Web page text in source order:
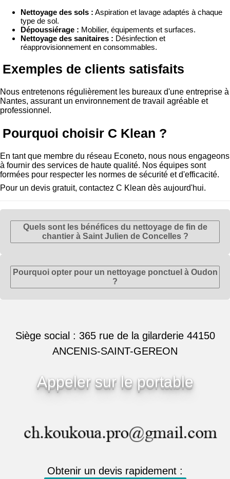
Nettoyage des sols : Aspiration et lavage adaptés à chaque
type de sol.
Dépoussiérage : Mobilier, équipements et surfaces.
Nettoyage des sanitaires : Désinfection et
réapprovisionnement en consommables.
Exemples de clients satisfaits
Nous entretenons régulièrement les bureaux d'une entreprise à
Nantes, assurant un environnement de travail agréable et
professionnel.
Pourquoi choisir C Klean ?
En tant que membre du réseau Econeto, nous nous engageons
à fournir des services de haute qualité. Nos équipes sont
formées pour respecter les normes de sécurité et d'efficacité.
Pour un devis gratuit, contactez C Klean dès aujourd'hui.
Quels sont les bénéfices du nettoyage de fin de
chantier à Saint Julien de Concelles ?
Pourquoi opter pour un nettoyage ponctuel à Oudon
?
Siège social : 365 rue de la gilarderie 44150
ANCENIS-SAINT-GEREON
Appeler sur le portable
Obtenir un devis rapidement :